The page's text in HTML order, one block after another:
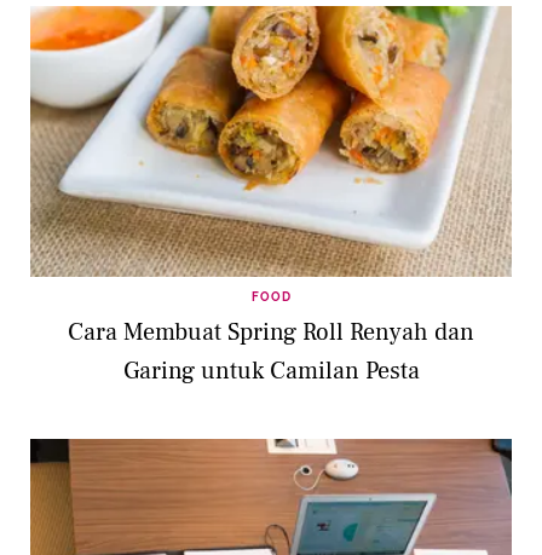
FOOD
Cara Membuat Spring Roll Renyah dan
Garing untuk Camilan Pesta